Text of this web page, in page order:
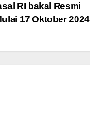
RI bakal Resmi
17 Oktober 2024